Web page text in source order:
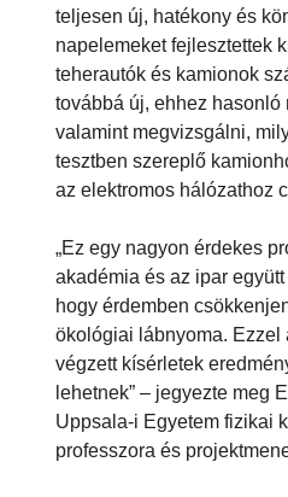
teljesen új, hatékony és
napelemeket fejlesztettek
teherautók és kamionok
továbbá új, ehhez
valamint megvizsgálni,
tesztben szereplő
az elektromos hálózathoz
„Ez egy nagyon érdekes
akadémia és az ipar
hogy érdemben
ökológiai lábnyoma. Ezzel
végzett kísérletek
lehetnek” – jegyezte meg
Uppsala-i Egyetem fizikai
professzora és